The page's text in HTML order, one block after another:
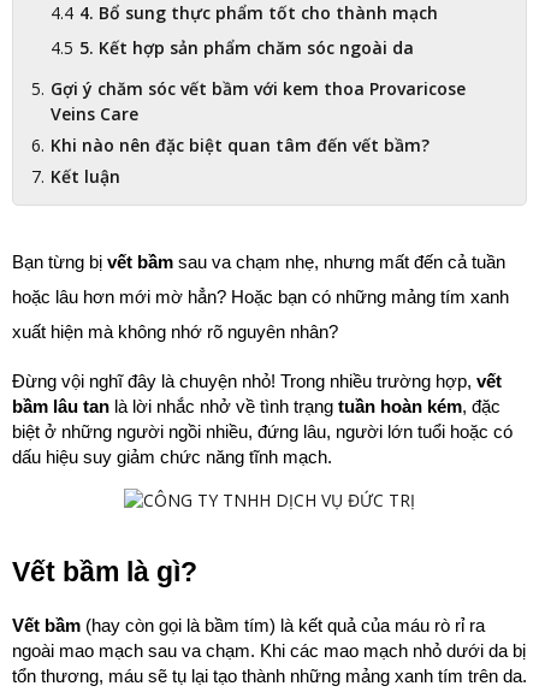
4. Bổ sung thực phẩm tốt cho thành mạch
5. Kết hợp sản phẩm chăm sóc ngoài da
Gợi ý chăm sóc vết bầm với kem thoa Provaricose
Veins Care
Khi nào nên đặc biệt quan tâm đến vết bầm?
Kết luận
Bạn từng bị vết bầm sau va chạm nhẹ, nhưng mất đến cả tuần
hoặc lâu hơn mới mờ hẳn? Hoặc bạn có những mảng tím xanh
xuất hiện mà không nhớ rõ nguyên nhân?
Đừng vội nghĩ đây là chuyện nhỏ! Trong nhiều trường hợp, vết
bầm lâu tan là lời nhắc nhở về tình trạng tuần hoàn kém, đặc
biệt ở những người ngồi nhiều, đứng lâu, người lớn tuổi hoặc có
dấu hiệu suy giảm chức năng tĩnh mạch.
Vết bầm là gì?
Vết bầm (hay còn gọi là bầm tím) là kết quả của máu rò rỉ ra
ngoài mao mạch sau va chạm. Khi các mao mạch nhỏ dưới da bị
tổn thương, máu sẽ tụ lại tạo thành những mảng xanh tím trên da.